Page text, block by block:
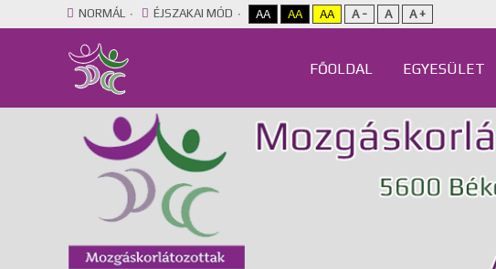
NORMÁL ÉJSZAKAI MÓD AA AA AA A - A A +
FŐOLDAL EGYESÜLET